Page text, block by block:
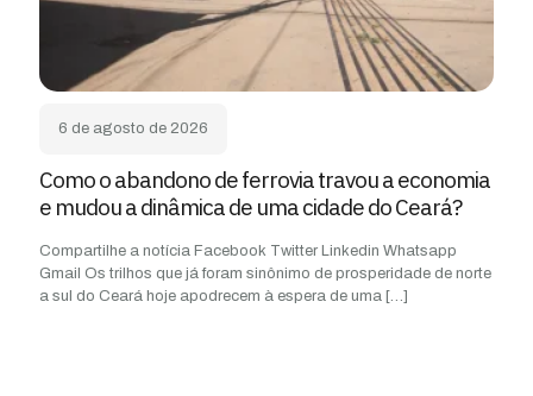
6 de agosto de 2026
Como o abandono de ferrovia travou a economia
e mudou a dinâmica de uma cidade do Ceará?
Compartilhe a notícia Facebook Twitter Linkedin Whatsapp
Gmail Os trilhos que já foram sinônimo de prosperidade de norte
a sul do Ceará hoje apodrecem à espera de uma […]